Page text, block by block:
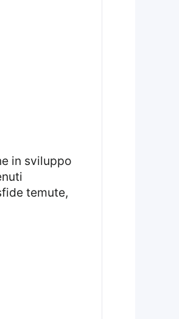
in sviluppo
temute,